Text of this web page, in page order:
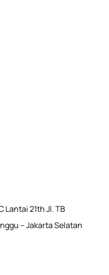
Lantai 21th Jl. TB
– Jakarta Selatan